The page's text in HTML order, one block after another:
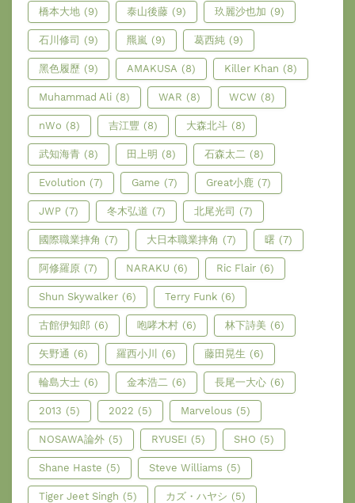
橋本大地 (9) 泰山後藤 (9) 玖麗沙也加 (9)
石川修司 (9) 羆嵐 (9) 葛西純 (9)
黑色履歷 (9) AMAKUSA (8) Killer Khan (8)
Muhammad Ali (8) WAR (8) WCW (8)
nWo (8) 吉江豐 (8) 大森北斗 (8)
武知海青 (8) 田上明 (8) 石森太二 (8)
Evolution (7) Game (7) Great小鹿 (7)
JWP (7) 冬木弘道 (7) 北尾光司 (7)
國際職業摔角 (7) 大日本職業摔角 (7) 曙 (7)
阿修羅原 (7) NARAKU (6) Ric Flair (6)
Shun Skywalker (6) Terry Funk (6)
古館伊知郎 (6) 咆哮木村 (6) 林下詩美 (6)
矢野通 (6) 羅西小川 (6) 藤田晃生 (6)
輪島大士 (6) 金本浩二 (6) 長尾一大心 (6)
2013 (5) 2022 (5) Marvelous (5)
NOSAWA論外 (5) RYUSEI (5) SHO (5)
Shane Haste (5) Steve Williams (5)
Tiger Jeet Singh (5) カズ・ハヤシ (5)